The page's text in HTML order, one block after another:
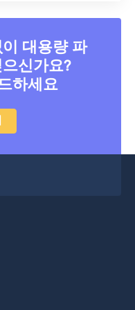
대용량 파
신가요?
하세요